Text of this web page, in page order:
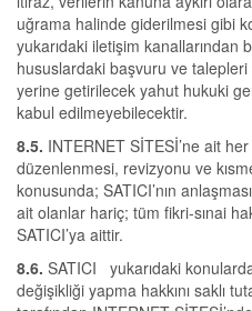
uğrama halinde giderilmesi gibi
yukarıdaki iletişim kanallarından
hususlardaki başvuru ve
yerine getirilecek yahut hukuki
kabul edilmeyebilecektir.
8.5. INTERNET SİTESİ’ne ait
düzenlenmesi, revizyonu ve
konusunda; SATICI’nın
ait olanlar hariç; tüm fikri-sınai
SATICI’ya aittir.
8.6. SATICI yukarıdaki
değişikliği yapma hakkını saklı